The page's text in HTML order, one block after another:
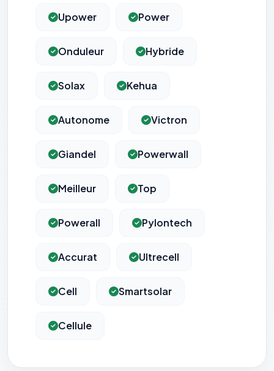
Upower Power
Onduleur Hybride
Solax Kehua
Autonome Victron
Giandel Powerwall
Meilleur Top
Powerall Pylontech
Accurat Ultrecell
Cell Smartsolar
Cellule